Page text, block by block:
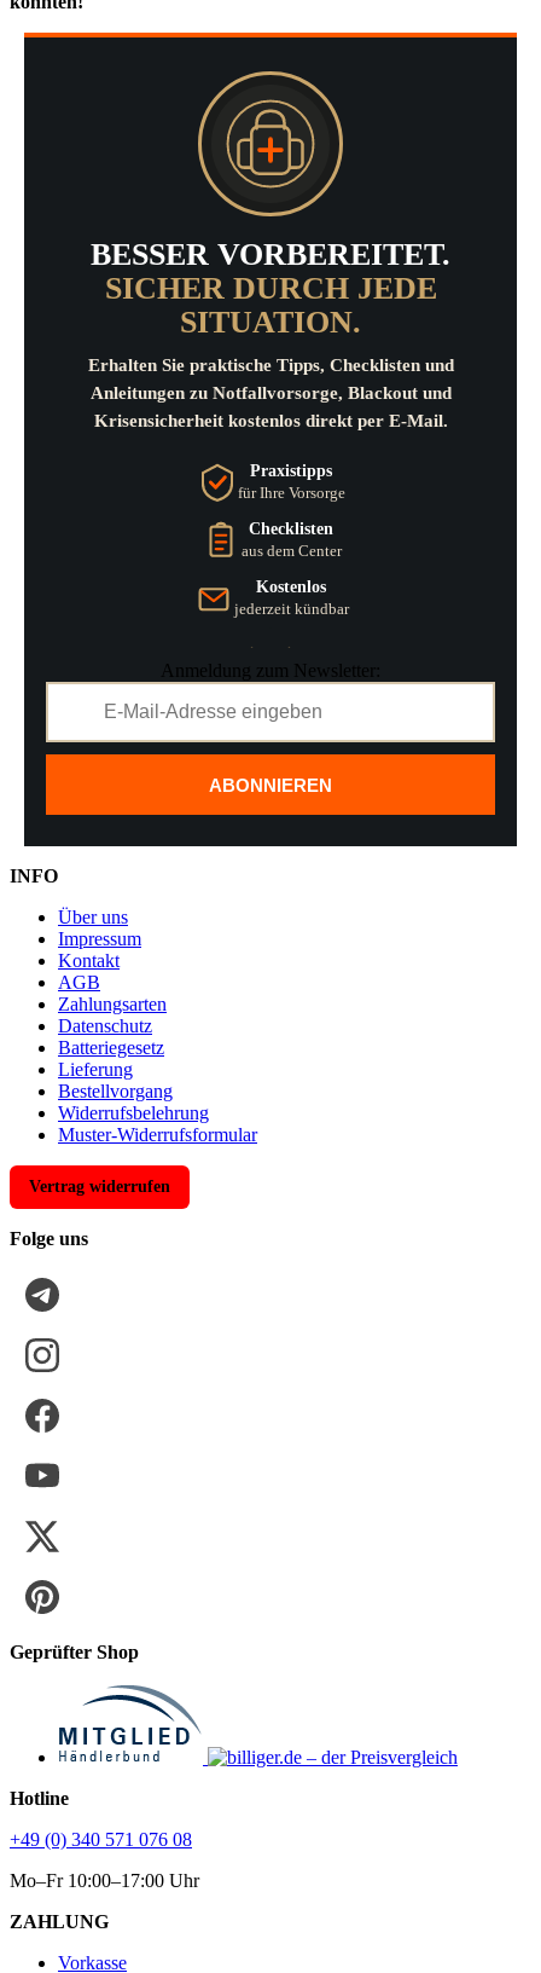
BESSER VORBEREITET.
SICHER DURCH JEDE
SITUATION.
Erhalten Sie praktische Tipps, Checklisten und
Anleitungen zu Notfallvorsorge, Blackout und
Krisensicherheit kostenlos direkt per E-Mail.
Praxistipps
für Ihre Vorsorge
Checklisten
aus dem Center
Kostenlos
jederzeit kündbar
Anmeldung zum Newsletter:
ABONNIEREN
INFO
Über uns
Impressum
Kontakt
AGB
Zahlungsarten
Datenschutz
Batteriegesetz
Lieferung
Bestellvorgang
Widerrufsbelehrung
Muster-Widerrufsformular
Vertrag widerrufen
Folge uns
Geprüfter Shop
Hotline
+49 (0) 340 571 076 08
Mo–Fr 10:00–17:00 Uhr
ZAHLUNG
Vorkasse